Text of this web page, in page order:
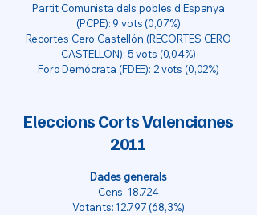
Partit Comunista dels pobles d'Espanya
(PCPE): 9 vots (0,07%)
Recortes Cero Castellón (RECORTES CERO
CASTELLON): 5 vots (0,04%)
Foro Demócrata (FDEE): 2 vots (0,02%)
Eleccions Corts Valencianes
2011
Dades generals
Cens: 18.724
Votants:12.797 (68,3%)